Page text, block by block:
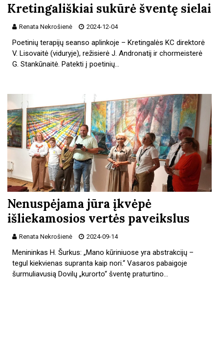
Kretingališkiai sukūrė šventę sielai
Renata Nekrošienė 2024-12-04
Poetinių terapijų seanso aplinkoje – Kretingalės KC direktorė
V. Lisovaitė (viduryje), režisierė J. Andronatij ir chormeisterė
G. Stankūnaitė. Patekti į poetinių…
Nenuspėjama jūra įkvėpė
išliekamosios vertės paveikslus
Renata Nekrošienė 2024-09-14
Menininkas H. Šurkus: „Mano kūriniuose yra abstrakcijų –
tegul kiekvienas supranta kaip nori.“ Vasaros pabaigoje
šurmuliavusią Dovilų „kurorto“ šventę praturtino…